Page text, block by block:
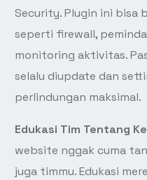
Security. Plugin ini bisa
seperti firewall,
monitoring aktivitas.
selalu diupdate dan
perlindungan maksimal.
Edukasi Tim Tentang
website nggak cuma
juga timmu. Edukasi